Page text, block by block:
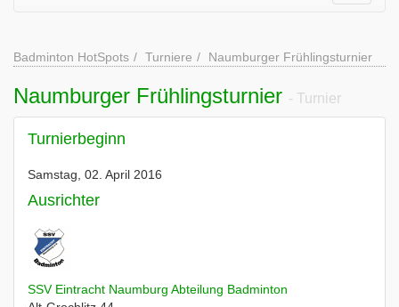
Badminton HotSpots Turniere Naumburger Frühlingsturnier
Naumburger Frühlingsturnier - Turnier
Turnierbeginn
Samstag, 02. April 2016
Ausrichter
SSV Eintracht Naumburg Abteilung Badminton